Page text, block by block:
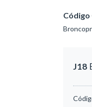
Código
J18